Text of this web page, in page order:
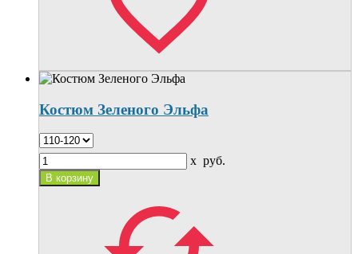
Костюм Зеленого Эльфа
x руб.